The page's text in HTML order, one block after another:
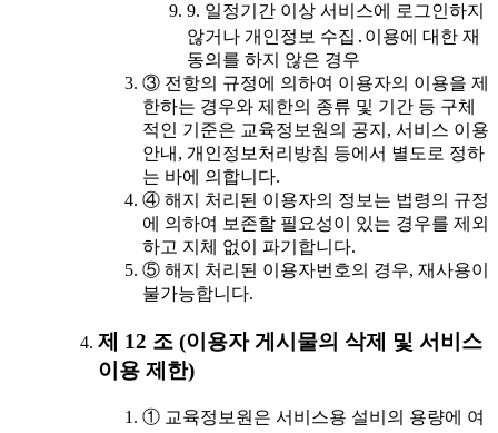
9. 일정기간 이상 서비스에 로그인하지
않거나 개인정보 수집․이용에 대한 재
동의를 하지 않은 경우
③ 전항의 규정에 의하여 이용자의 이용을 제
한하는 경우와 제한의 종류 및 기간 등 구체
적인 기준은 교육정보원의 공지, 서비스 이용
안내, 개인정보처리방침 등에서 별도로 정하
는 바에 의합니다.
④ 해지 처리된 이용자의 정보는 법령의 규정
에 의하여 보존할 필요성이 있는 경우를 제외
하고 지체 없이 파기합니다.
⑤ 해지 처리된 이용자번호의 경우, 재사용이
불가능합니다.
제 12 조 (이용자 게시물의 삭제 및 서비스
이용 제한)
① 교육정보원은 서비스용 설비의 용량에 여